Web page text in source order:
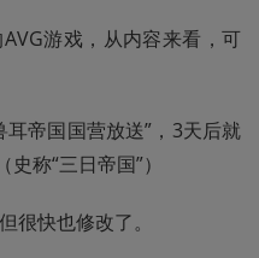
游戏，从内容来看，可
帝国国营放送”，3天后就
称“三日帝国”）
很快也修改了。